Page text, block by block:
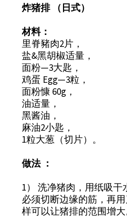
炸猪排 （日式）
材料：
里脊豬肉2片，
盐&黑胡椒适量，
面粉—3大匙，
鸡蛋 Egg—3粒，
面粉慷 60g，
油适量，
黑酱油，
麻油2小匙，
1粒大葱（切片）。
做法 ：
1） 洗净猪肉，用纸吸干
必须切断边缘的筋，再
样可以让猪排的范围增大